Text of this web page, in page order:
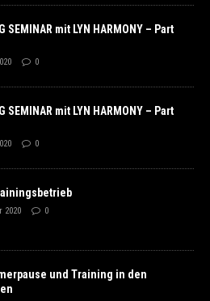
SEMINAR mit LYN HARMONY – Part
0
SEMINAR mit LYN HARMONY – Part
0
2020 0
und Training in den